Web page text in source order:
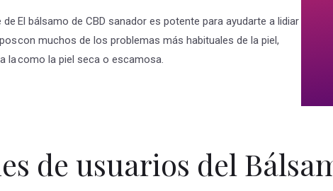
de
la
El bálsamo de CBD sanador es potente para ayudarte a lidiar
con muchos de los problemas más habituales de la piel,
como la piel seca o escamosa.
de usuarios del